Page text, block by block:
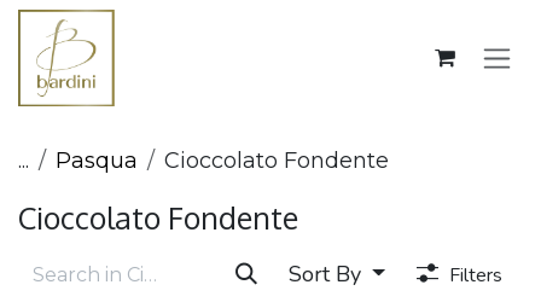
Skip to Content
... Pasqua Cioccolato Fondente
Cioccolato Fondente
Sort By Filters